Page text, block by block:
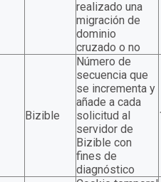
realizado una
migración de
dominio
cruzado o no
Bizible
Número de
secuencia que
se incrementa y
añade a cada
solicitud al
servidor de
Bizible con
fines de
diagnóstico